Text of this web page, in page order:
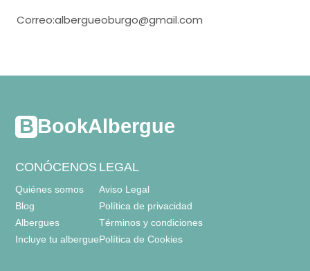
Correo:albergueoburgo@gmail.com
BookAlbergue
CONÓCENOS
Quiénes somos
Blog
Albergues
Incluye tu albergue
LEGAL
Aviso Legal
Política de privacidad
Términos y condiciones
Política de Cookies